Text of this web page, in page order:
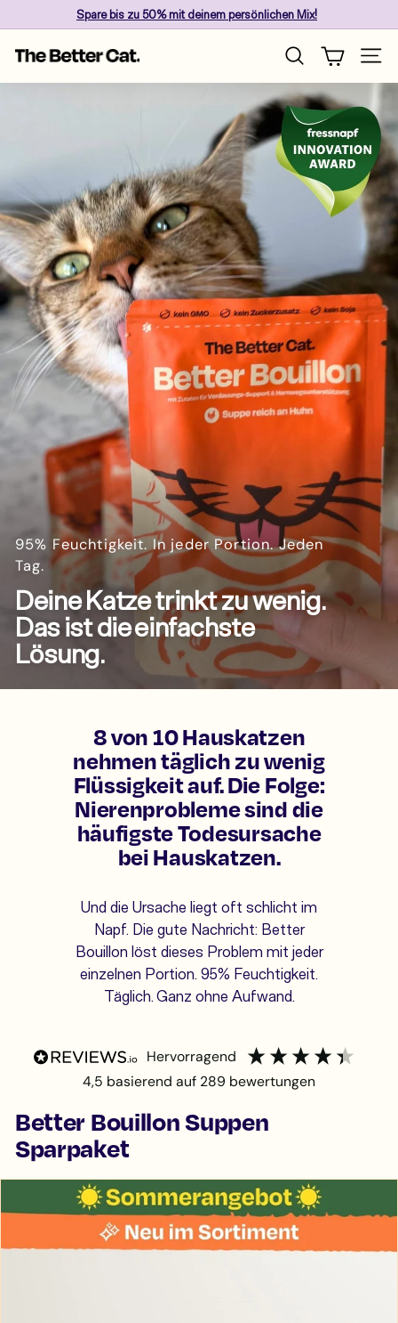
to
content
Pause
Sparebis zu 50%mit deinem persönlichen Mix!
T
h
e
r
C
a
t
Search Site
95% Feuchtigkeit. In jeder Portion. Jeden
Tag.
Deine Katze trinkt zu wenig.
Das ist die einfachste
Lösung.
8 von 10 Hauskatzen
nehmen täglich zu wenig
Flüssigkeit auf. Die Folge:
Nierenprobleme sind die
häufigste Todesursache
bei Hauskatzen.
Und die Ursache liegt oft schlicht im
Napf. Die gute Nachricht: Better
Bouillon löst dieses Problem mit jeder
einzelnen Portion. 95% Feuchtigkeit.
Täglich. Ganz ohne Aufwand.
hervorragend
4,5 basierend auf 289 bewertungen
Better Bouillon Suppen
Sparpaket